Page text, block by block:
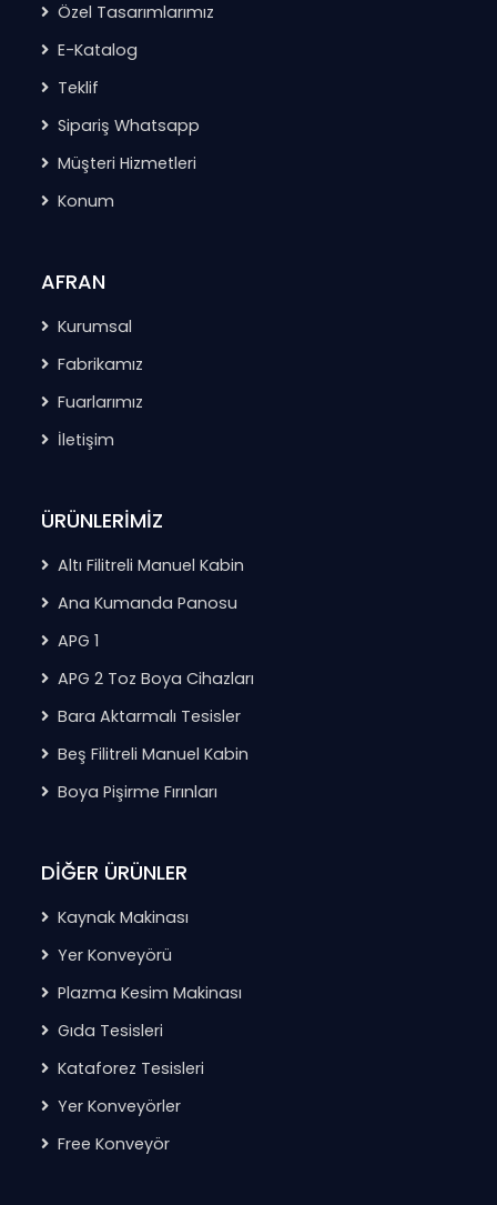
Özel Tasarımlarımız
E-Katalog
Teklif
Sipariş Whatsapp
Müşteri Hizmetleri
Konum
AFRAN
Kurumsal
Fabrikamız
Fuarlarımız
İletişim
ÜRÜNLERİMİZ
Altı Filitreli Manuel Kabin
Ana Kumanda Panosu
APG 1
APG 2 Toz Boya Cihazları
Bara Aktarmalı Tesisler
Beş Filitreli Manuel Kabin
Boya Pişirme Fırınları
DİĞER ÜRÜNLER
Kaynak Makinası
Yer Konveyörü
Plazma Kesim Makinası
Gıda Tesisleri
Kataforez Tesisleri
Yer Konveyörler
Free Konveyör